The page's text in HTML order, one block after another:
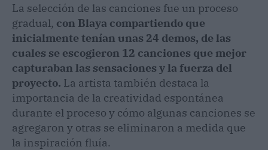
La selección de las canciones fue un proceso
gradual, con Blaya compartiendo que
inicialmente tenían unas 24 demos, de las
cuales se escogieron 12 canciones que mejor
capturaban las sensaciones y la fuerza del
proyecto. La artista también destaca la
importancia de la creatividad espontánea
durante el proceso y cómo algunas canciones se
agregaron y otras se eliminaron a medida que
la inspiración fluía.